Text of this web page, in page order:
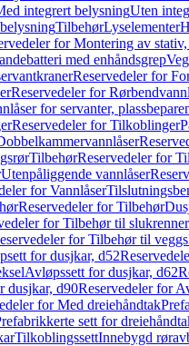
integrert belysningUten
TilbehørLyselementer
for Montering av
med enhåndsgrep
Reservedeler for
Reservedeler for
for servanter,
Reservedeler for Tilkoblinger
TilbehørReservedeler for
Utenpåliggende vannlåser
for Vannlåser
Reservedeler for Tilbehør
for Tilbehør til slukrenner
for Tilbehør til
for dusjkar, d52
Avløpssett for dusjkar, d62
dusjkar, d90Reservedeler for
for Med dreiehåndtak
sett for
TilkoblingssettInnebygd